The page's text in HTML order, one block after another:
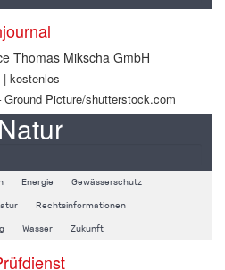
Thomas Mikscha GmbH
kostenlos
Picture/shutterstock.com
Energie Gewässerschutz
Rechtsinformationen
Wasser Zukunft